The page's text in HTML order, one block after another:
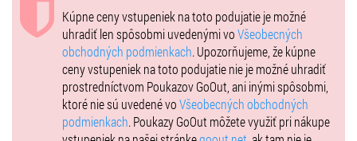
Kúpne ceny vstupeniek na toto podujatie je možné
uhradiť len spôsobmi uvedenými voVšeobecných
obchodných podmienkach. Upozorňujeme, že kúpne
ceny vstupeniek na toto podujatie nie je možné uhradiť
prostredníctvom Poukazov GoOut, ani inými spôsobmi,
ktoré nie sú uvedené voVšeobecných obchodných
podmienkach. Poukazy GoOut môžete využiť pri nákupe